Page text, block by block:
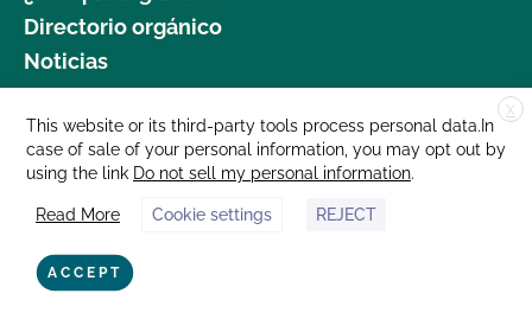
Directorio orgánico
Noticias
Donar
Carreras profesionales
Sala de prensa
Contáctenos
877 Cedar Street, Suite 248, Santa Cruz, CA 95060 © 2025 CCOF.org
X
This website or its third-party tools process personal data.In
case of sale of your personal information, you may opt out by
using the link Do not sell my personal information.
Read More Cookie settings REJECT
ACCEPT